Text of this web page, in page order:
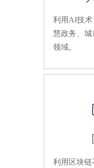
利用AI技术
慧政务、
领域。
利用区块链